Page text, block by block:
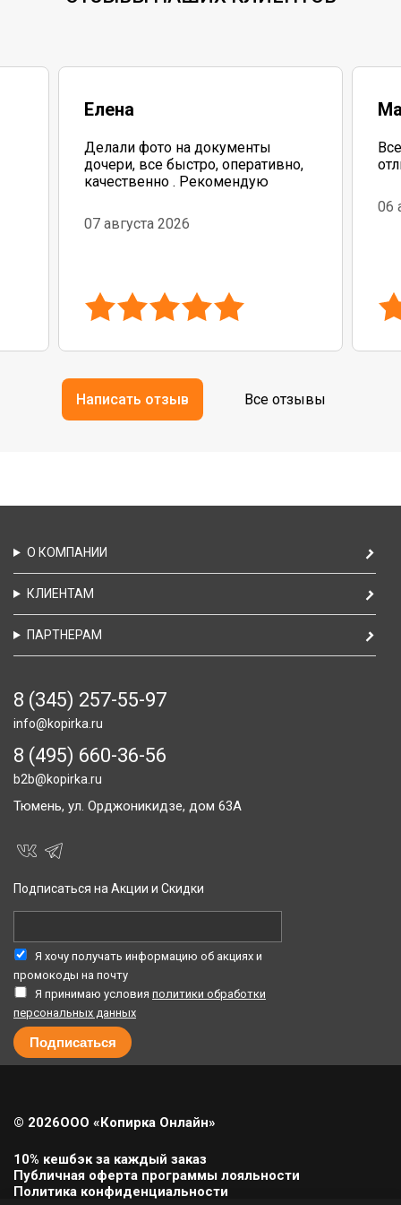
Елена
Делали фото на документы
дочери, все быстро, оперативно,
качественно . Рекомендую
07 августа 2026
06
Написать отзыв Все отзывы
О КОМПАНИИ
КЛИЕНТАМ
ПАРТНЕРАМ
8 (345) 257-55-97
info@kopirka.ru
8 (495) 660-36-56
b2b@kopirka.ru
Тюмень, ул. Орджоникидзе, дом 63А
Подписаться на Акции и Скидки
Я хочу получать информацию об акциях и
промокоды на почту
Я принимаю условия политики обработки
персональных данных
© 2026ООО «Копирка Онлайн»
10% кешбэк за каждый заказ
Публичная оферта программы лояльности
Политика конфиденциальности